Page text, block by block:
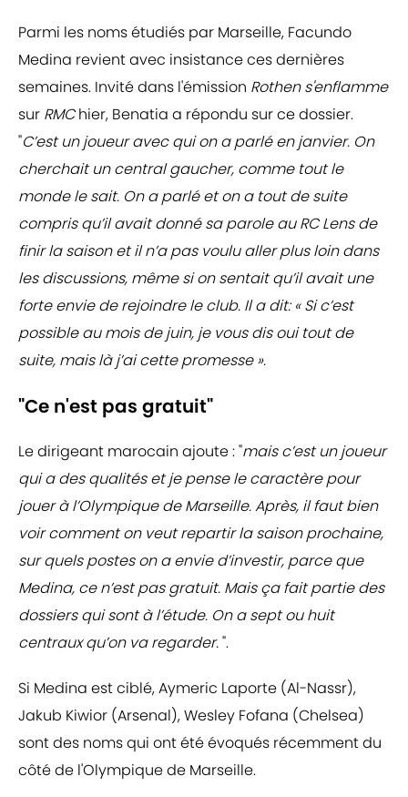
Parmi les noms étudiés par Marseille, Facundo
Medina revient avec insistance ces dernières
semaines. Invité dans l'émission Rothen s'enflamme
sur RMChier, Benatia a répondu sur ce dossier.
"C’est un joueur avec qui on a parlé en janvier. On
cherchait un central gaucher, comme tout le
monde le sait. On a parlé et on a tout de suite
compris qu’il avait donné sa parole au RC Lens de
finir la saison et il n’a pas voulu aller plus loin dans
les discussions, même si on sentait qu’il avait une
forte envie de rejoindre le club. Il a dit: « Si c’est
possible au mois de juin, je vous dis oui tout de
suite, mais là j’ai cette promesse ».
"Ce n'est pas gratuit"
Le dirigeant marocain ajoute : "mais c’est un joueur
qui a des qualités et je pense le caractère pour
jouer à l’Olympique de Marseille. Après, il faut bien
voir comment on veut repartir la saison prochaine,
sur quels postes on a envie d’investir, parce que
Medina, ce n’est pas gratuit. Mais ça fait partie des
dossiers qui sont à l’étude. On a sept ou huit
centraux qu’on va regarder.".
Si Medina est ciblé, Aymeric Laporte (Al-Nassr),
Jakub Kiwior (Arsenal), Wesley Fofana (Chelsea)
sont des noms qui ont été évoqués récemment du
côté de l'Olympique de Marseille.